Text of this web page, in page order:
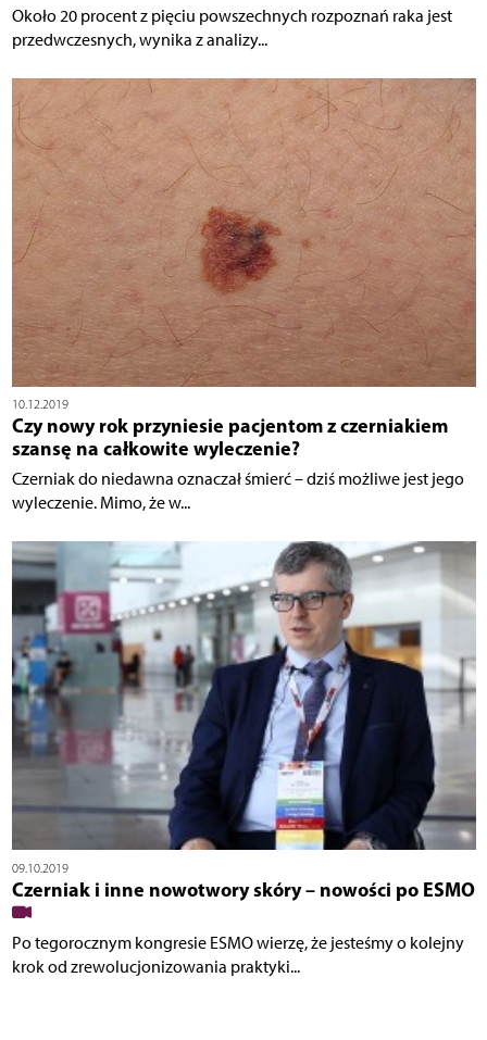
Około 20 procent z pięciu powszechnych rozpoznań raka jest
przedwczesnych, wynika z analizy...
10.12.2019
Czy nowy rok przyniesie pacjentom z czerniakiem
szansę na całkowite wyleczenie?
Czerniak do niedawna oznaczał śmierć – dziś możliwe jest jego
wyleczenie. Mimo, że w...
09.10.2019
Czerniak i inne nowotwory skóry – nowości po ESMO
Po tegorocznym kongresie ESMO wierzę, że jesteśmy o kolejny
krok od zrewolucjonizowania praktyki...